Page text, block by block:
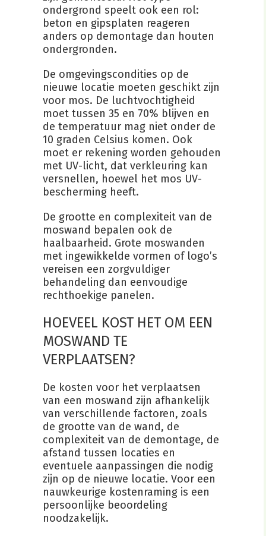
ondergrond speelt ook een rol:
beton en gipsplaten reageren
anders op demontage dan houten
ondergronden.
De omgevingscondities op de
nieuwe locatie moeten geschikt zijn
voor mos. De luchtvochtigheid
moet tussen 35 en 70% blijven en
de temperatuur mag niet onder de
10 graden Celsius komen. Ook
moet er rekening worden gehouden
met UV-licht, dat verkleuring kan
versnellen, hoewel het mos UV-
bescherming heeft.
De grootte en complexiteit van de
moswand bepalen ook de
haalbaarheid. Grote moswanden
met ingewikkelde vormen of logo’s
vereisen een zorgvuldiger
behandeling dan eenvoudige
rechthoekige panelen.
HOEVEEL KOST HET OM EEN
MOSWAND TE
VERPLAATSEN?
De kosten voor het verplaatsen
van een moswand zijn afhankelijk
van verschillende factoren, zoals
de grootte van de wand, de
complexiteit van de demontage, de
afstand tussen locaties en
eventuele aanpassingen die nodig
zijn op de nieuwe locatie. Voor een
nauwkeurige kostenraming is een
persoonlijke beoordeling
noodzakelijk.